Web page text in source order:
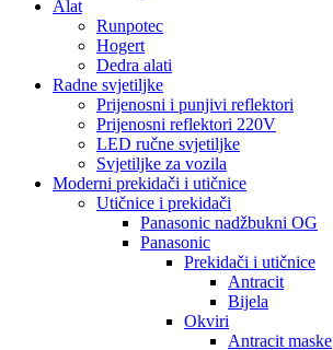
Alat
Runpotec
Hogert
Dedra alati
Radne svjetiljke
Prijenosni i punjivi reflektori
Prijenosni reflektori 220V
LED ručne svjetiljke
Svjetiljke za vozila
Moderni prekidači i utičnice
Utičnice i prekidači
Panasonic nadžbukni OG
Panasonic
Prekidači i utičnice
Antracit
Bijela
Okviri
Antracit maske